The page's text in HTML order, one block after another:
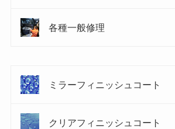
各種一般修理
ミラーフィニッシュコート
クリアフィニッシュコート